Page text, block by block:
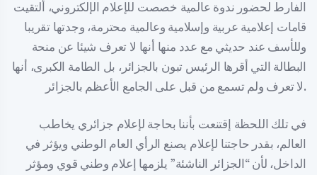
الفارط لحضور ندوة عالمية خصصت للإعلام الإلكتروني، ألتقيت
قامات إعلامية عربية وإسلامية وعالمية محترمة، وجدتها تقريبا
وللأسف عند حديثي مع عدد منها أنها لا تعرف شيئا عن منحة
البطالة التي أقرها الرئيس تبون بالجزائر، بل الطامة الكبرى، أنها
لا تعرف ولم تسمع من قبل على الجامع الأعظم بالجزائر.
في تلك اللحظة إقتنعت بأننا بحاجة لإعلام جزائري يخاطب
العالم، بقدر حاجتنا لإعلام يصنع الرأي العام الوطني ويؤثر في
الداخل، لأن “الجزائر الناشئة” يلزمها إعلام وطني قوي ومؤثر